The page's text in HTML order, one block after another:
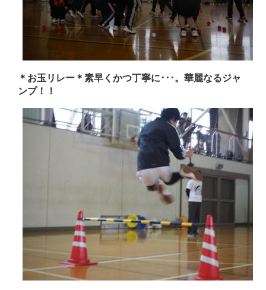
＊お玉リレー＊素早くかつ丁寧に･･･。華麗なるジャ
ンプ！！